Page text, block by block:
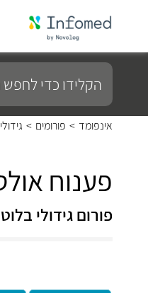
הקלידו
כדי
לחפש
רופאים,
מידע
מקצועי,
אינפומד > פורומים >
פענוח
פורום גידולי